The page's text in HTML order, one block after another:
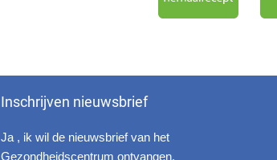
Inschrijven nieuwsbrief
Ja , ik wil de nieuwsbrief van het
Gezondheidscentrum ontvangen.